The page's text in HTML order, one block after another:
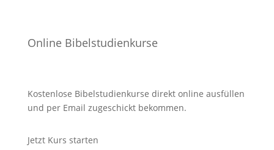
Online Bibelstudienkurse
Kostenlose Bibelstudienkurse direkt online ausfüllen
und per Email zugeschickt bekommen.
Jetzt Kurs starten